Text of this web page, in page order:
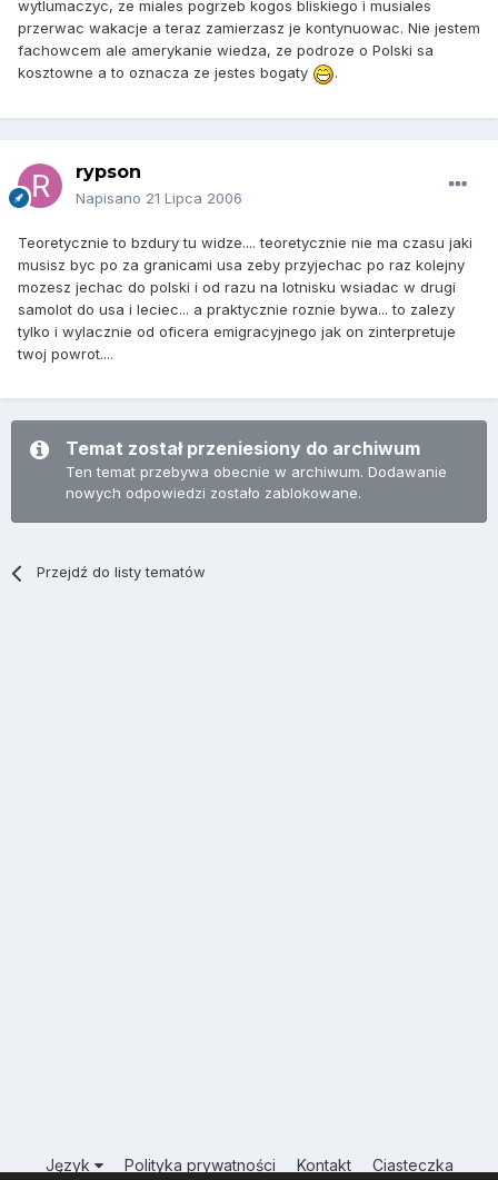
wytlumaczyc, ze miales pogrzeb kogos bliskiego i musiales
przerwac wakacje a teraz zamierzasz je kontynuowac. Nie jestem
fachowcem ale amerykanie wiedza, ze podroze o Polski sa
kosztowne a to oznacza ze jestes bogaty
.
rypson
Napisano 21 Lipca 2006
Teoretycznie to bzdury tu widze.... teoretycznie nie ma czasu jaki
musisz byc po za granicami usa zeby przyjechac po raz kolejny
mozesz jechac do polski i od razu na lotnisku wsiadac w drugi
samolot do usa i leciec... a praktycznie roznie bywa... to zalezy
tylko i wylacznie od oficera emigracyjnego jak on zinterpretuje
twoj powrot....
Temat został przeniesiony do archiwum
Ten temat przebywa obecnie w archiwum. Dodawanie
nowych odpowiedzi zostało zablokowane.
Przejdź do listy tematów
Język Polityka prywatności Kontakt Ciasteczka